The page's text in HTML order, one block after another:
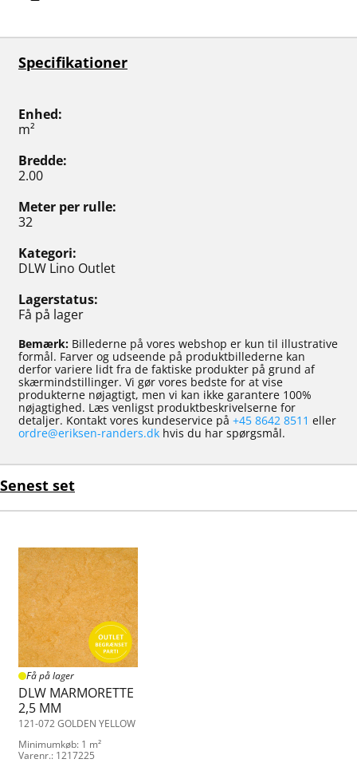
Specifikationer
Enhed
m²
Bredde
2.00
Meter per rulle
32
Kategori
DLW Lino Outlet
Lagerstatus
Få på lager
Bemærk: Billederne på vores webshop er kun til illustrative
formål. Farver og udseende på produktbillederne kan
derfor variere lidt fra de faktiske produkter på grund af
skærmindstillinger. Vi gør vores bedste for at vise
produkterne nøjagtigt, men vi kan ikke garantere 100%
nøjagtighed. Læs venligst produktbeskrivelserne for
detaljer. Kontakt vores kundeservice på +45 8642 8511 eller
ordre@eriksen-randers.dk hvis du har spørgsmål.
Senest set
Få på lager
DLW MARMORETTE
2,5 MM
121-072 GOLDEN YELLOW
Minimumkøb: 1 m²
Varenr.: 1217225